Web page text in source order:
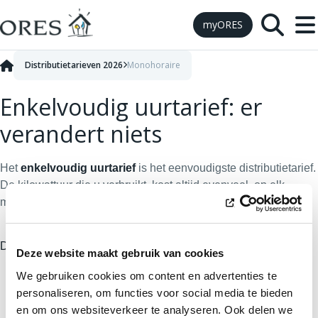
Deze website maakt gebruik van cookies
We gebruiken cookies om content en advertenties te
personaliseren, om functies voor social media te bieden
en om ons websiteverkeer te analyseren. Ook delen we
Skip to Content
myORES
Enkelvoudig uurtarief: er
verandert niets
Hetenkelvoudig uurtariefis het eenvoudigste distributietarief.
De kilowattuur die u verbruikt, kost altijd evenveel, op elk
moment van de dag
Distributietarieven 2026 Monohoraire
De tijdzones van het enkelvoudig uurtarief :